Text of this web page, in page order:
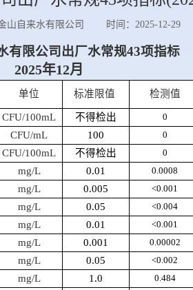
山自来水有限公司 时间：2025-12-29
有限公司 出厂水常规43项指标
2025年12月
单位 标准 限值 检测值
CFU/100mL 不得检出 0
CFU/mL 100 0
CFU/100mL 不得检出 0
mg/L 0.01 0.0008
mg/L 0.005 <0.001
mg/L 0.05 <0.004
mg/L 0.01 <0.001
mg/L 0.001 0.00002
mg/L 0.05 <0.002
mg/L 1 .0 0.484